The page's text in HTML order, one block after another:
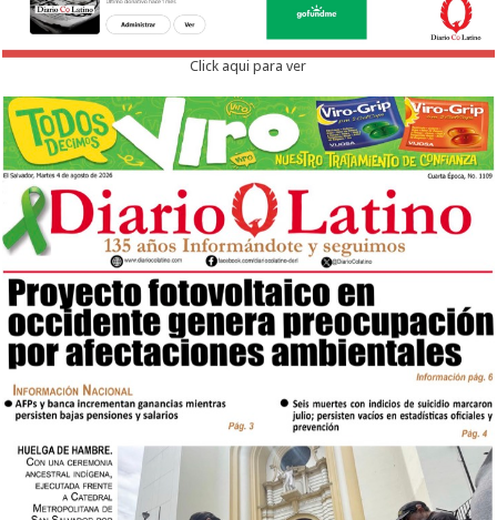
Click aqui para ver